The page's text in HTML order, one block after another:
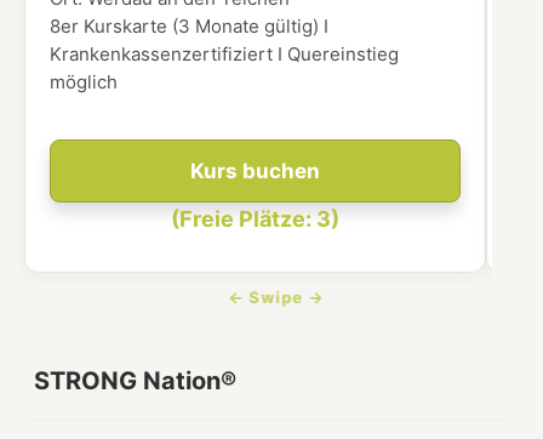
Kurs buchen
(Freie Plätze: 3)
8er Kurskarte (3 Monate gültig) I
Krankenkassenzertifiziert I Quereinstieg
möglich
STRONG Nation®